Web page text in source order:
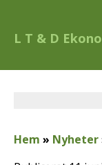
L T & D
Hem » Nyheter